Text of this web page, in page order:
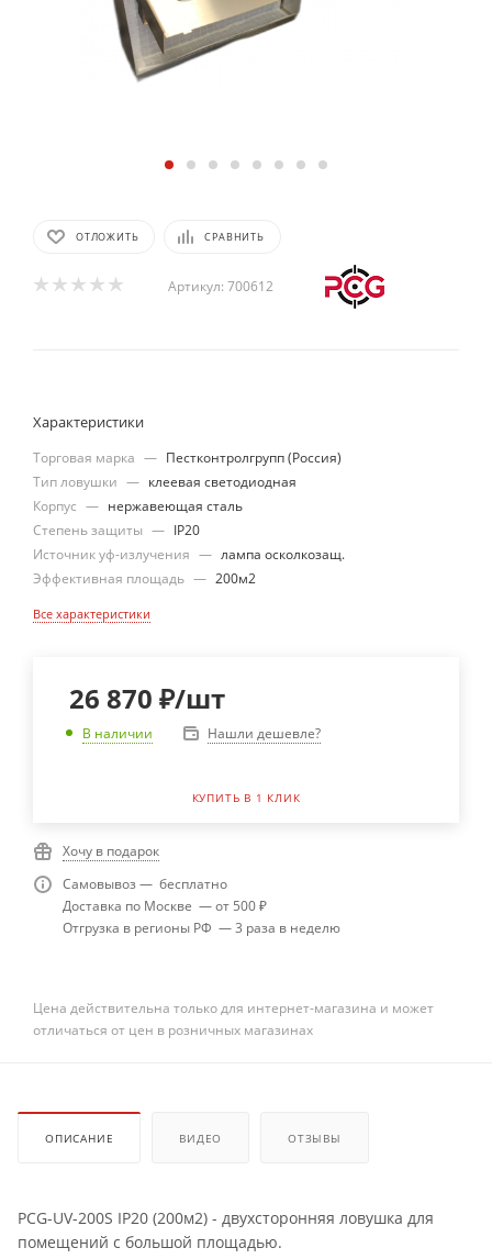
ОТЛОЖИТЬ СРАВНИТЬ
Артикул: 700612
Характеристики
Торговая марка — Пестконтролгрупп (Россия)
Тип ловушки — клеевая светодиодная
Корпус — нержавеющая сталь
Степень защиты — IP20
Источник уф-излучения — лампа осколкозащ.
Эффективная площадь — 200м2
Все характеристики
26 870 ₽/шт
В наличии Нашли дешевле?
КУПИТЬ В 1 КЛИК
Хочу в подарок
Самовывоз — бесплатно
Доставка по Москве — от 500 ₽
Отгрузка в регионы РФ — 3 раза в неделю
Цена действительна только для интернет-магазина и может
отличаться от цен в розничных магазинах
ОПИСАНИЕ ВИДЕО ОТЗЫВЫ
PCG-UV-200S IP20 (200м2) - двухсторонняя ловушка для
помещений с большой площадью.